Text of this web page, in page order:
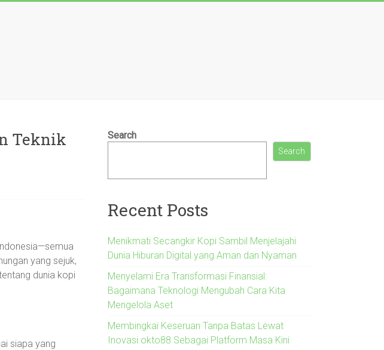
Teknik
yang sejuk,
dunia kopi
siapa yang
Search
Search
Recent Posts
Menikmati Secangkir Kopi Sambil Menjelajahi
Dunia Hiburan Digital yang Aman dan Nyaman
Menyelami Era Transformasi Finansial:
Bagaimana Teknologi Mengubah Cara Kita
Mengelola Aset
Membingkai Keseruan Tanpa Batas Lewat
Inovasi okto88 Sebagai Platform Masa Kini